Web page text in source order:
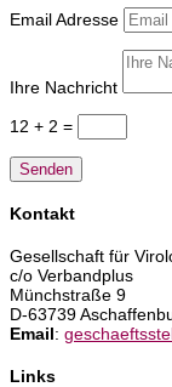
Email Adresse
Ihre Nachricht
12 + 2 =
Senden
Kontakt
Gesellschaft für
c/o Verbandplus
Münchstraße 9
D-63739
Email:
Links